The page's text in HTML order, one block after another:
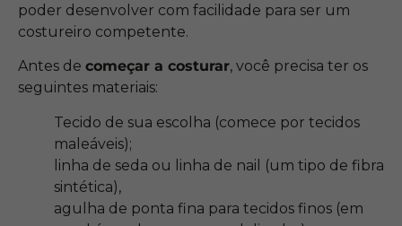
poder desenvolver com facilidade para ser um
costureiro competente.
Antes de começar a costurar, você precisa ter os
seguintes materiais:
Tecido de sua escolha (comece por tecidos
maleáveis);
linha de seda ou linha de nail (um tipo de fibra
sintética),
agulha de ponta fina para tecidos finos (em